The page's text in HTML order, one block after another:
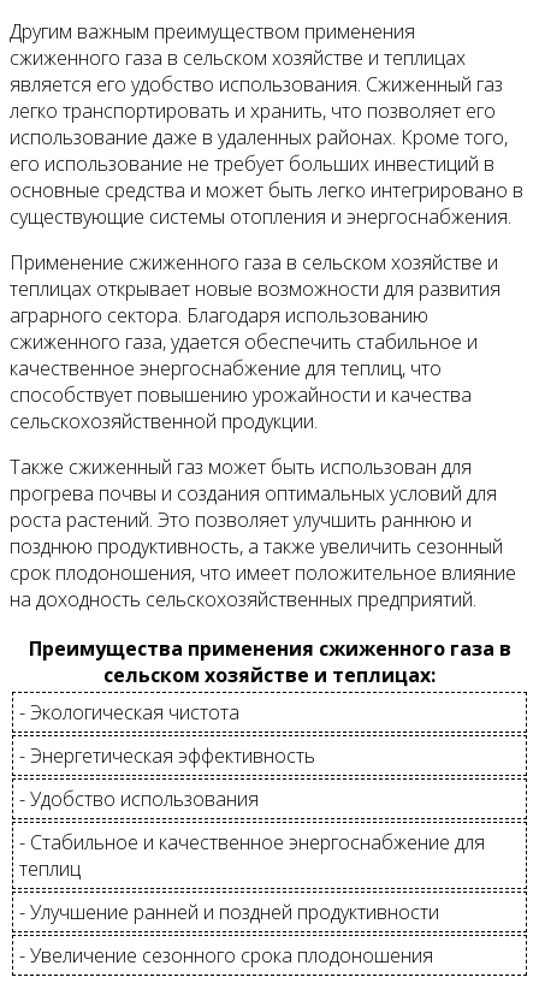
Другим важным преимуществом применения
сжиженного газа в сельском хозяйстве и теплицах
является его удобство использования. Сжиженный газ
легко транспортировать и хранить, что позволяет его
использование даже в удаленных районах. Кроме того,
его использование не требует больших инвестиций в
основные средства и может быть легко интегрировано в
существующие системы отопления и энергоснабжения.
Применение сжиженного газа в сельском хозяйстве и
теплицах открывает новые возможности для развития
аграрного сектора. Благодаря использованию
сжиженного газа, удается обеспечить стабильное и
качественное энергоснабжение для теплиц, что
способствует повышению урожайности и качества
сельскохозяйственной продукции.
Также сжиженный газ может быть использован для
прогрева почвы и создания оптимальных условий для
роста растений. Это позволяет улучшить раннюю и
позднюю продуктивность, а также увеличить сезонный
срок плодоношения, что имеет положительное влияние
на доходность сельскохозяйственных предприятий.
Преимущества применения сжиженного газа в
сельском хозяйстве и теплицах:
- Экологическая чистота
- Энергетическая эффективность
- Удобство использования
- Стабильное и качественное энергоснабжение для
теплиц
- Улучшение ранней и поздней продуктивности
- Увеличение сезонного срока плодоношения